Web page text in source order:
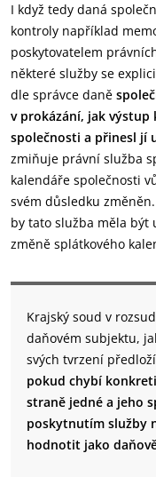
I když tedy daná
kontroly například
poskytovatelem
některé služby se
dle správce daně
v prokázání, jak
společnosti a přinesl jí
zmiňuje právní služba
kalendáře společnosti
svém důsledku
by tato služba měla být
změně splátkového
Krajský soud v
daňovém subjektu,
svých tvrzení
pokud chybí
straně jedné a jeho
poskytnutím služby
hodnotit jako